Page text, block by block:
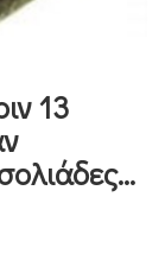
13